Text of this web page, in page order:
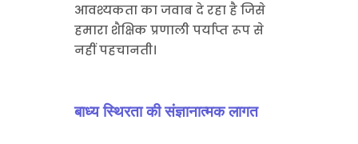
आवश्यकता का जवाब दे रहा है जिसे
हमारा शैक्षिक प्रणाली पर्याप्त रूप से
नहीं पहचानती।
बाध्य स्थिरता की संज्ञानात्मक लागत